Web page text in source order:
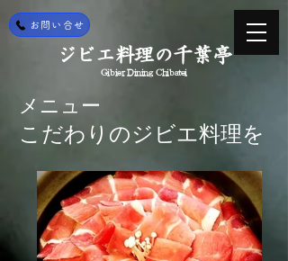
お問い合せ
ジビエ料理の千葉亭
Gibier Dining Chibatei
メニュー
こだわりのジビエ料理を